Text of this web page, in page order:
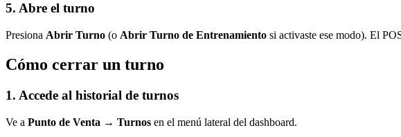
5. Abre el turno
Presiona Abrir Turno (o Abrir Turno de Entrenamiento si activaste ese modo). El
Cómo cerrar un turno
1. Accede al historial de turnos
Ve a Punto de Venta → Turnos en el menú lateral del dashboard.